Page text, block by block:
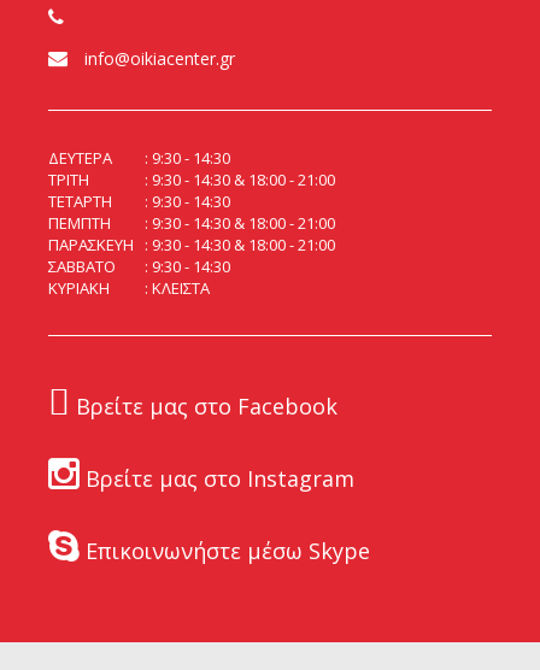
info@oikiacenter.gr
ΔΕΥΤΕΡΑ
9:30 - 14:30
ΤΡΙΤΗ
9:30 - 14:30 & 18:00 - 21:00
ΤΕΤΑΡΤΗ
9:30 - 14:30
ΠΕΜΠΤΗ
9:30 - 14:30 & 18:00 - 21:00
ΠΑΡΑΣΚΕΥΗ
9:30 - 14:30 & 18:00 - 21:00
ΣΑΒΒΑΤΟ
9:30 - 14:30
ΚΥΡΙΑΚΗ
ΚΛΕΙΣΤΑ
Βρείτε μας στο Facebook
Βρείτε μας στο Instagram
Επικοινωνήστε μέσω Skype